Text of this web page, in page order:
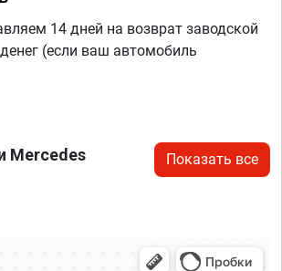
14 дней на возврат заводской
(если ваш автомобиль
Mercedes Показать все